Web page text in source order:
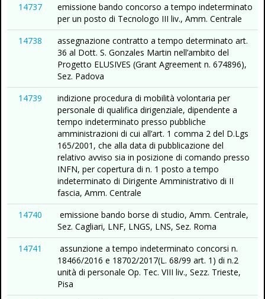
14737
emissione bando concorso a tempo indeterminato
per un posto di Tecnologo III liv., Amm. Centrale
14738
assegnazione contratto a tempo determinato art.
36 al Dott. S. Gonzales Martin nell’ambito del
Progetto ELUSIVES (Grant Agreement n. 674896),
Sez. Padova
14739
indizione procedura di mobilità volontaria per
personale di qualifica dirigenziale, dipendente a
tempo indeterminato presso pubbliche
amministrazioni di cui all’art. 1 comma 2 del D.Lgs
165/2001, che alla data di pubblicazione del
relativo avviso sia in posizione di comando presso
INFN, per copertura di n. 1 posto a tempo
indeterminato di Dirigente Amministrativo di II
fascia, Amm. Centrale
14740
emissione bando borse di studio, Amm. Centrale,
Sez. Cagliari, LNF, LNGS, LNS, Sez. Roma
14741
assunzione a tempo indeterminato concorsi n.
18466/2016 e 18702/2017(L. 68/99 art. 1) di n.2
unità di personale Op. Tec. VIII liv., Sezz. Trieste,
Pisa